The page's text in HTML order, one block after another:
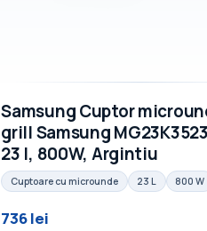
Samsung Cuptor
grill Samsung
23 l, 800W, Argintiu
Cuptoare cu microunde 23 L 800 W
736 lei